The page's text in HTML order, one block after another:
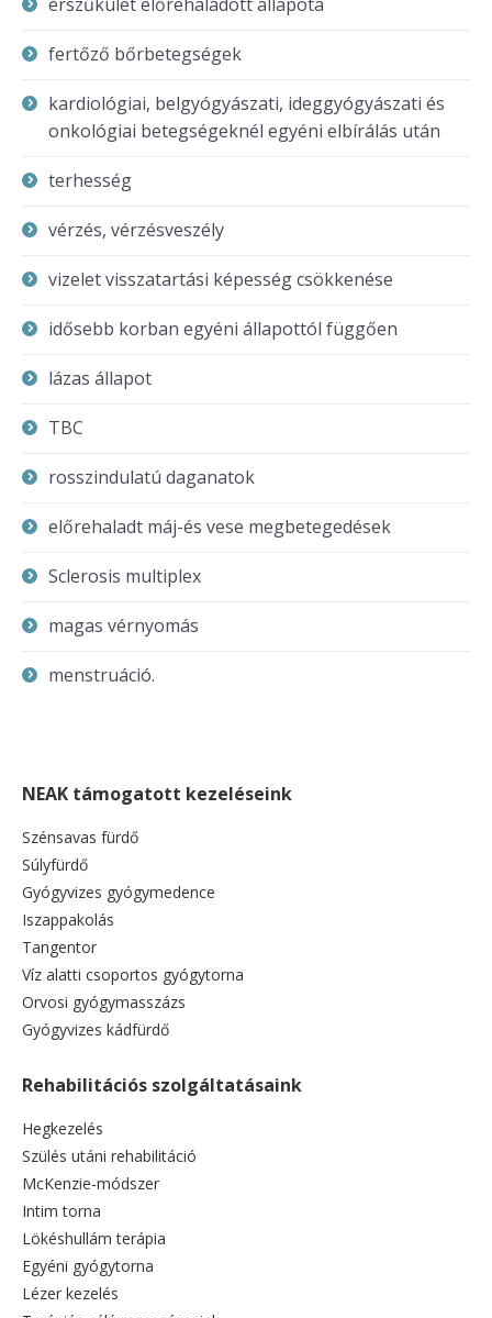
érszűkület előrehaladott állapota
fertőző bőrbetegségek
kardiológiai, belgyógyászati, ideggyógyászati és
onkológiai betegségeknél egyéni elbírálás után
terhesség
vérzés, vérzésveszély
vizelet visszatartási képesség csökkenése
idősebb korban egyéni állapottól függően
lázas állapot
TBC
rosszindulatú daganatok
előrehaladt máj-és vese megbetegedések
Sclerosis multiplex
magas vérnyomás
menstruáció.
NEAK támogatott kezeléseink
Szénsavas fürdő
Súlyfürdő
Gyógyvizes gyógymedence
Iszappakolás
Tangentor
Víz alatti csoportos gyógytorna
Orvosi gyógymasszázs
Gyógyvizes kádfürdő
Rehabilitációs szolgáltatásaink
Hegkezelés
Szülés utáni rehabilitáció
McKenzie-módszer
Intim torna
Lökéshullám terápia
Egyéni gyógytorna
Lézer kezelés